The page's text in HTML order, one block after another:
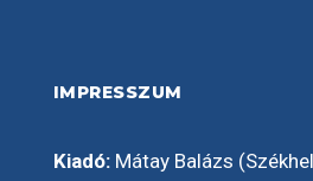
IMPRESSZUM
Kiadó:Mátay Balázs